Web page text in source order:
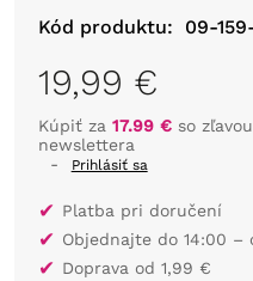
Kód produktu: 09-
19,99 €
Kúpiť za 17.99 €so
newslettera
-
Prihlásiť sa
✔ Platba pri doručení
✔ Objednajte do 14:00 –
✔ Doprava od 1,99 €